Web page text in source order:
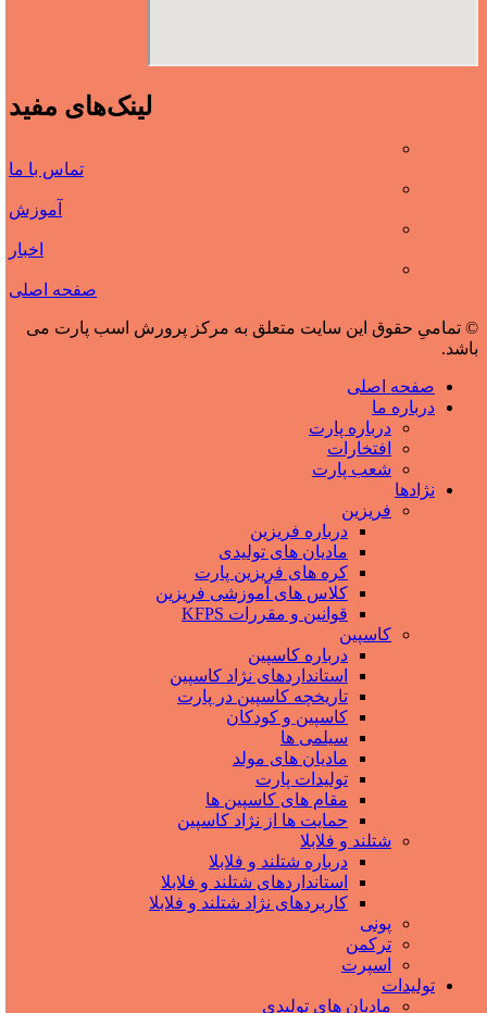
لینک‌های مفید
تماس با ما
آموزش
اخبار
صفحه اصلی
© تمامیِ حقوق این سایت متعلق به مرکز پرورش اسب پارت می
باشد.
صفحه اصلی
درباره ما
درباره پارت
افتخارات
شعب پارت
نژادها
فریزین
درباره فریزین
مادیان های تولیدی
کره های فریزین پارت
کلاس های آموزشی فریزین
قوانین و مقررات KFPS
کاسپین
درباره کاسپین
استانداردهای نژاد کاسپین
تاریخچه کاسپین در پارت
کاسپین و کودکان
سیلمی ها
مادیان های مولد
تولیدات پارت
مقام های کاسپین ها
حمایت ها از نژاد کاسپین
شتلند و فلابلا
درباره شتلند و فلابلا
استانداردهای شتلند و فلابلا
کاربردهای نژاد شتلند و فلابلا
پونی
ترکمن
اسپرت
تولیدات
مادیان های تولیدی